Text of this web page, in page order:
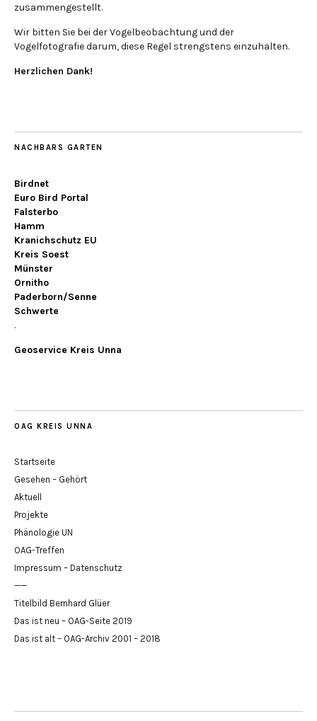
zusammengestellt.
Wir bitten Sie bei der Vogelbeobachtung und der
Vogelfotografie darum, diese Regel strengstens einzuhalten.
Herzlichen Dank!
NACHBARS GARTEN
Birdnet
Euro Bird Portal
Falsterbo
Hamm
Kranichschutz EU
Kreis Soest
Münster
Ornitho
Paderborn/Senne
Schwerte
.
Geoservice Kreis Unna
OAG KREIS UNNA
Startseite
Gesehen – Gehört
Aktuell
Projekte
Phänologie UN
OAG-Treffen
Impressum – Datenschutz
——
Titelbild Bernhard Glüer
Das ist neu – OAG-Seite 2019
Das ist alt – OAG-Archiv 2001 – 2018